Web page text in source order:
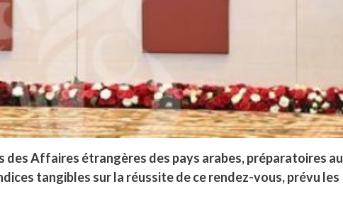
des Affaires étrangères des pays arabes, préparatoires au
tangibles sur la réussite de ce rendez-vous, prévu les